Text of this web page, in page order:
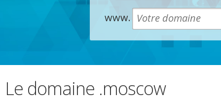
www.
Le domaine .moscow